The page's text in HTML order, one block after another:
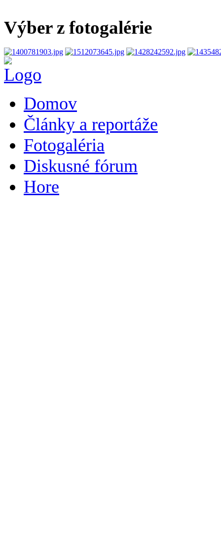
Výber z fotogalérie
Domov
Články a reportáže
Fotogaléria
Diskusné fórum
Hore